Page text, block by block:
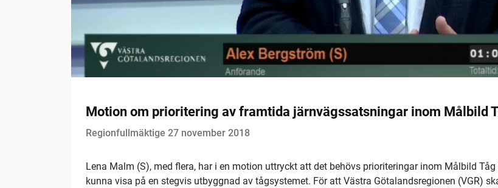
Motion om prioritering av framtida järnvägssatsningar inom Målbild
Regionfullmäktige 27 november 2018
Lena Malm (S), med flera, har i en motion uttryckt att det behövs prioriteringar inom Målbild
kunna visa på en stegvis utbyggnad av tågsystemet. För att Västra Götalandsregionen (VGR)